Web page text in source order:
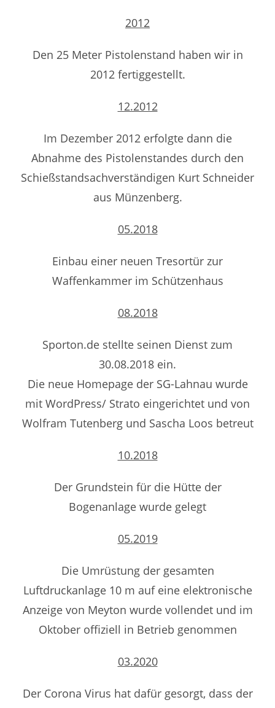
2012
Den 25 Meter Pistolenstand haben wir in
2012 fertiggestellt.
12.2012
Im Dezember 2012 erfolgte dann die
Abnahme des Pistolenstandes durch den
Schießstandsachverständigen Kurt Schneider
aus Münzenberg.
05.2018
Einbau einer neuen Tresortür zur
Waffenkammer im Schützenhaus
08.2018
Sporton.de stellte seinen Dienst zum
30.08.2018 ein.
Die neue Homepage der SG-Lahnau wurde
mit WordPress/ Strato eingerichtet und von
Wolfram Tutenberg und Sascha Loos betreut
10.2018
Der Grundstein für die Hütte der
Bogenanlage wurde gelegt
05.2019
Die Umrüstung der gesamten
Luftdruckanlage 10 m auf eine elektronische
Anzeige von Meyton wurde vollendet und im
Oktober offiziell in Betrieb genommen
03.2020
Der Corona Virus hat dafür gesorgt, dass der